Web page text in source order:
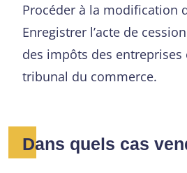
Procéder à la modification
Enregistrer l’acte de
des impôts des entreprises
tribunal du commerce.
Dans quels cas